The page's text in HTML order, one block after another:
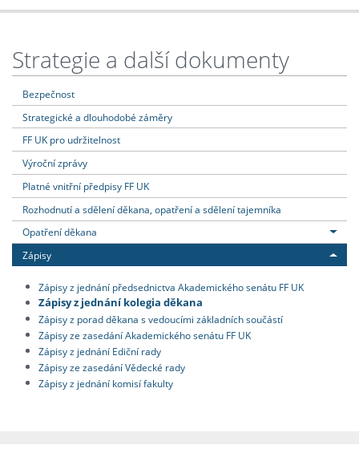
Strategie a další dokumenty
Bezpečnost
Strategické a dlouhodobé záměry
FF UK pro udržitelnost
Výroční zprávy
Platné vnitřní předpisy FF UK
Rozhodnutí a sdělení děkana, opatření a sdělení tajemníka
Opatření děkana
Zápisy
Zápisy z jednání předsednictva Akademického senátu FF UK
Zápisy z jednání kolegia děkana
Zápisy z porad děkana s vedoucími základních součástí
Zápisy ze zasedání Akademického senátu FF UK
Zápisy z jednání Ediční rady
Zápisy ze zasedání Vědecké rady
Zápisy z jednání komisí fakulty